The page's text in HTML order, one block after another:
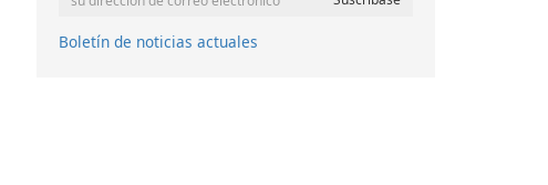
Boletín de noticias actuales